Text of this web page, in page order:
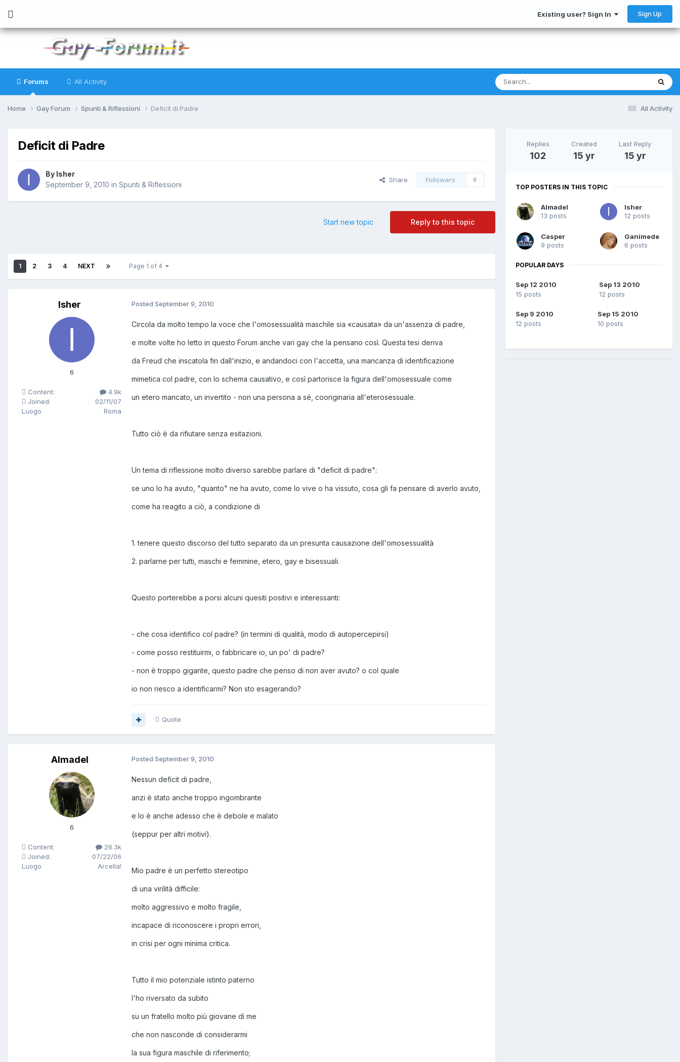
Existing user? Sign In Sign Up
Forums All Activity
All Activity
Home Gay Forum Spunti & Riflessioni Deficit di Padre
Deficit di Padre
By Isher
September 9, 2010 in Spunti & Riflessioni
Share Followers 0
Reply to this topic
Start new topic
1 2 3 4 NEXT Page 1 of 4
Isher
6
Content:
4.9k
Joined:
02/11/07
Luogo
Roma
Posted September 9, 2010
Circola da molto tempo la voce che l'omosessualità maschile sia «causata» da un'assenza di padre,
e molte volte ho letto in questo Forum anche vari gay che la pensano così. Questa tesi deriva
da Freud che inscatola fin dall'inizio, e andandoci con l'accetta, una mancanza di identificazione
mimetica col padre, con lo schema causativo, e così partorisce la figura dell'omosessuale come
un etero mancato, un invertito - non una persona a sé, cooriginaria all'eterosessuale.
Tutto ciò è da rifiutare senza esitazioni.
Un tema di riflessione molto diverso sarebbe parlare di "deficit di padre":
se uno lo ha avuto, "quanto" ne ha avuto, come lo vive o ha vissuto, cosa gli fa pensare di averlo avuto,
come ha reagito a ciò, a condizione di
1. tenere questo discorso del tutto separato da un presunta causazione dell'omosessualità
2. parlarne per tutti, maschi e femmine, etero, gay e bisessuali.
Questo porterebbe a porsi alcuni quesiti positivi e interessanti:
- che cosa identifico col padre? (in termini di qualità, modo di autopercepirsi)
- come posso restituirmi, o fabbricare io, un po' di padre?
- non è troppo gigante, questo padre che penso di non aver avuto? o col quale
io non riesco a identificarmi? Non sto esagerando?
Quote
Almadel
6
Content:
26.3k
Joined:
07/22/06
Luogo
Arcella!
Posted September 9, 2010
Nessun deficit di padre,
anzi è stato anche troppo ingombrante
e lo è anche adesso che è debole e malato
(seppur per altri motivi).
Mio padre è un perfetto stereotipo
di una virilità difficile:
molto aggressivo e molto fragile,
incapace di riconoscere i propri errori,
in crisi per ogni minima critica.
Tutto il mio potenziale istinto paterno
l'ho riversato da subito
su un fratello molto più giovane di me
che non nasconde di considerarmi
la sua figura maschile di riferimento;
Replies
102
Created
15 yr
Last Reply
15 yr
TOP POSTERS IN THIS TOPIC
Almadel
13 posts
Isher
12 posts
Casper
9 posts
Ganimede
6 posts
POPULAR DAYS
Sep 12 2010
15 posts
Sep 13 2010
12 posts
Sep 9 2010
12 posts
Sep 15 2010
10 posts